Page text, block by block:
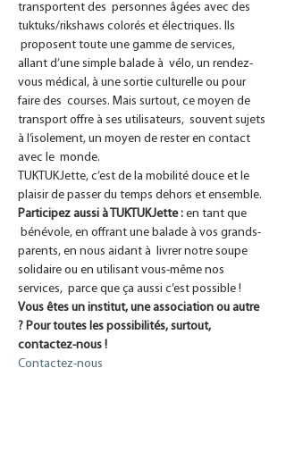
transportent des  personnes âgées avec des
tuktuks/rikshaws colorés et électriques. Ils
proposent toute une gamme de services,
allant d’une simple balade à  vélo, un rendez-
vous médical, à une sortie culturelle ou pour
faire des  courses. Mais surtout, ce moyen de
transport offre à ses utilisateurs,  souvent sujets
à l’isolement, un moyen de rester en contact
avec le  monde.
TUKTUKJette, c’est de la mobilité douce et le
plaisir de passer du temps dehors et ensemble.
Participez aussi à TUKTUKJette : en tant que
bénévole, en offrant une balade à vos grands-
parents, en nous aidant à  livrer notre soupe
solidaire ou en utilisant vous-même nos
services,  parce que ça aussi c’est possible !
Vous êtes un institut, une association ou autre
? Pour toutes les possibilités, surtout,
contactez-nous !
Contactez-nous